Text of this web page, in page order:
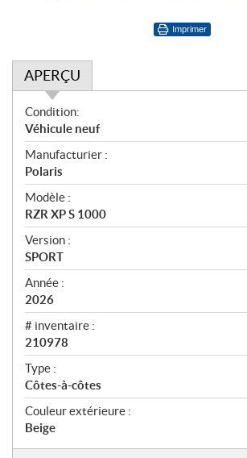
Imprimer
APERÇU
A
p
e
r
ç
u
Condition:
Véhicule neuf
Manufacturier :
Polaris
Modèle :
RZR XP S 1000
Version :
SPORT
Année :
2026
# inventaire :
210978
Type :
Côtes-à-côtes
Couleur extérieure :
Beige